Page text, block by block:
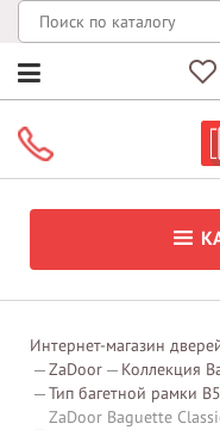
Интернет-магазин
ZaDoor
Коллекция
Тип багетной рамки В5
ZaDoor Baguette